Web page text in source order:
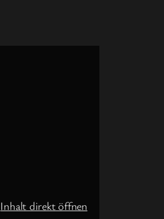
Inhalt direkt öffnen